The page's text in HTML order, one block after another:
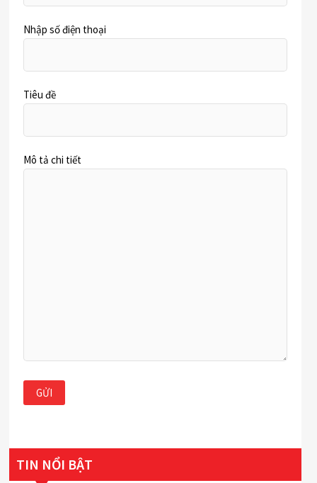
Nhập số điện thoại
Tiêu đề
Mô tả chi tiết
TIN NỔI BẬT